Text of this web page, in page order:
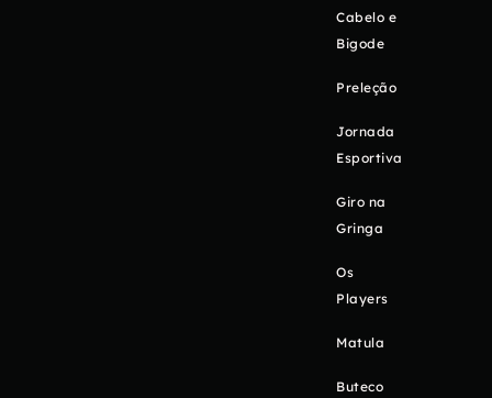
Cabelo e
Bigode
Preleção
Jornada
Esportiva
Giro na
Gringa
Os
Players
Matula
Buteco